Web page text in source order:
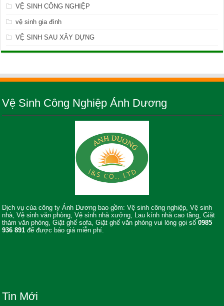
VỆ SINH CÔNG NGHIỆP
vệ sinh gia đình
VỆ SINH SAU XÂY DỰNG
Vệ Sinh Công Nghiệp Ánh Dương
Dịch vụ của công ty Ánh Dương bao gồm: Vệ sinh công nghiệp, Vệ sinh
nhà, Vệ sinh văn phòng, Vệ sinh nhà xưởng, Lau kính nhà cao tầng, Giặt
thảm văn phòng, Giặt ghế sofa, Giặt ghế văn phòng vui lòng gọi số0985
936 891 để được báo giá miễn phí.
Tin Mới